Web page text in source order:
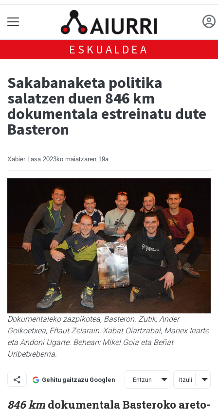
ESKUALDEA
Sakabanaketa politika
salatzen duen 846 km
dokumentala estreinatu dute
Basteron
Xabier Lasa 2023ko maiatzaren 19a
Dokumentaleko zazpikotea, Basteron. Zutik, Ander
Goikoetxea, Eñaut Zelarain, Xabat Oiartzabal, Manex Iriarte
eta Andoni Ugarte. Behean: Mikel Goia eta Beñat
Uribetxeberria.
Gehitu gaitzazu Googlen Entzun Itzuli
846 km dokumentala Basteroko areto-